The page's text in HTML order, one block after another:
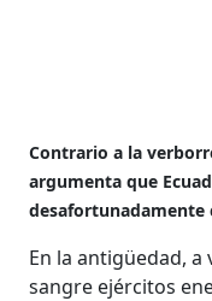
Contrario a la
argumenta que
desafortunadamente
En la antigüedad,
sangre ejércitos